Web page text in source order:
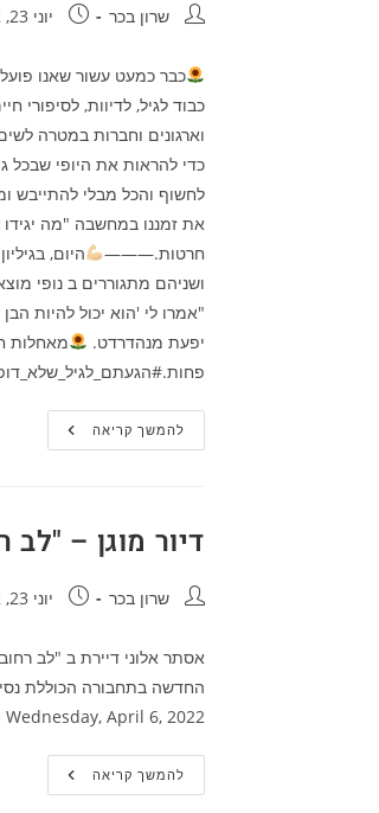
מחבר:שרון בכר פורסם:
יוני 23, 2022
כבוד לגיל, לדיוות, לסיפורי
וארגונים וחברות במטרה
כדי להראות את היופי
את זמננו במחשבה "מה יגידו
חרטות.———
ושניהם מתגוררים ב נופי
"אמרו לי 'הוא יכול להיות
יפעת מנהדרדט.
מאחלות
להמשך קריאההגיל
השלישי
דיור מוגן – "לב
מחבר:שרון בכר פורסם:
יוני 23, 2022
Wednesday, April 6, 2022
להמשך קריאהדיור
מוגן